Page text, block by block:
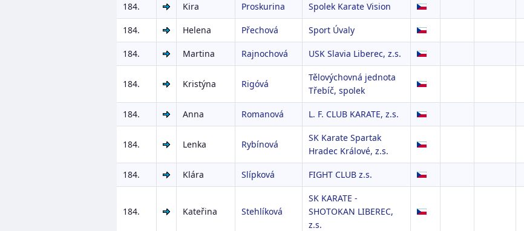
184. Kira Proskurina Spolek Karate Vision
184. Helena Přechová Sport Úvaly
184. Martina Rajnochová USK Slavia Liberec, z.s.
184. Kristýna Rigóvá
Tělovýchovná jednota
Třebíč, spolek
184. Anna Romanová L. F. CLUB KARATE, z.s.
184. Lenka Rybínová
SK Karate Spartak
Hradec Králové, z.s.
184. Klára Slípková FIGHT CLUB z.s.
184. Kateřina Stehlíková
SK KARATE -
SHOTOKAN LIBEREC,
z.s.